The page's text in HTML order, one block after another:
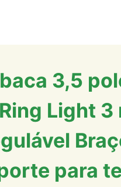
3,5
Ring Light
para